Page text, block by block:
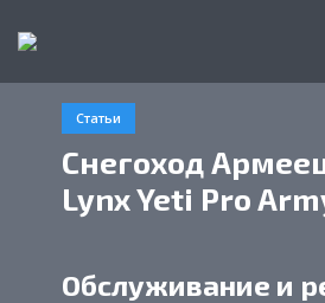
Статьи
Снегоход
Lynx Yeti Pro
Обслуживание и